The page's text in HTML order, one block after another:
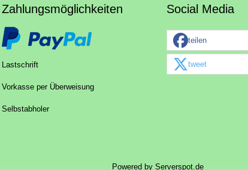
Zahlungsmöglichkeiten
Lastschrift
Vorkasse per Überweisung
Selbstabholer
Social Media
teilen
tweet
Powered by Serverspot.de